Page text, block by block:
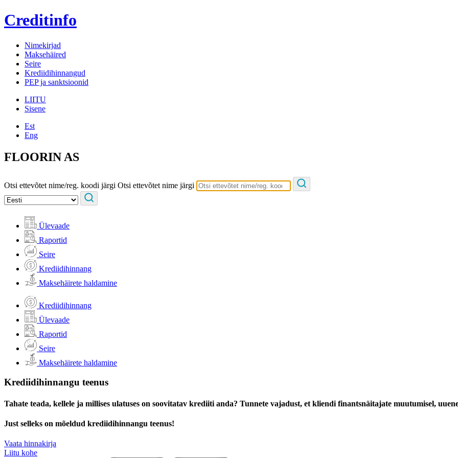
Creditinfo
Nimekirjad
Maksehäired
Seire
Krediidihinnangud
PEP ja sanktsioonid
LIITU
Sisene
Est
Eng
FLOORIN AS
Otsi ettevõtet nime/reg. koodi järgi Otsi ettevõtet nime järgi
Ülevaade
Raportid
Seire
Krediidihinnang
Maksehäirete haldamine
Krediidihinnang
Ülevaade
Raportid
Seire
Maksehäirete haldamine
Krediidihinnangu teenus
Tahate teada, kellele ja millises ulatuses on soovitatav krediiti anda? Tunnete vajadust, et kliendi finantsnäitajate muutumisel,
Just selleks on mõeldud krediidihinnangu teenus!
Vaata hinnakirja
Liitu kohe